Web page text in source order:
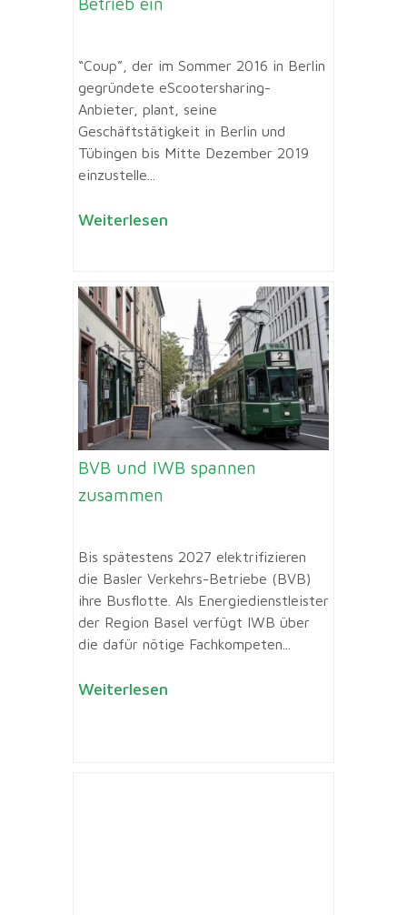
“Coup”, der im Sommer 2016 in Berlin
gegründete eScootersharing-
Anbieter, plant, seine
Geschäftstätigkeit in Berlin und
Tübingen bis Mitte Dezember 2019
einzustelle...
Weiterlesen
BVB und IWB spannen
zusammen
Bis spätestens 2027 elektrifizieren
die Basler Verkehrs-Betriebe (BVB)
ihre Busflotte. Als Energiedienstleister
der Region Basel verfügt IWB über
die dafür nötige Fachkompeten...
Weiterlesen